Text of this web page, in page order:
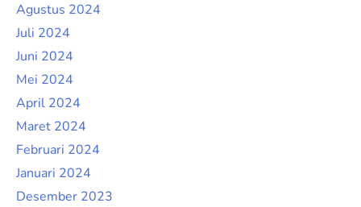
Agustus 2024
Juli 2024
Juni 2024
Mei 2024
April 2024
Maret 2024
Februari 2024
Januari 2024
Desember 2023